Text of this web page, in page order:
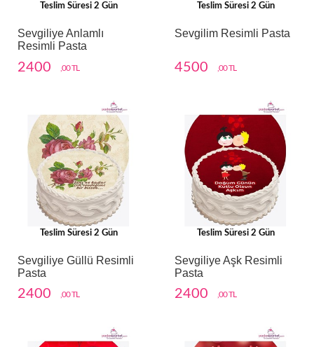
Teslim Süresi 2 Gün
Sevgiliye Anlamlı
Resimli Pasta
2400 ,00 TL
Teslim Süresi 2 Gün
Sevgilim Resimli Pasta
4500 ,00 TL
Teslim Süresi 2 Gün
Sevgiliye Güllü Resimli
Pasta
2400 ,00 TL
Teslim Süresi 2 Gün
Sevgiliye Aşk Resimli
Pasta
2400 ,00 TL